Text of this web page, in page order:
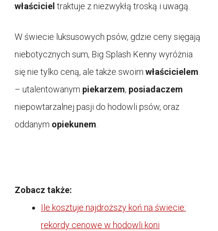
właściciel traktuje z niezwykłą troską i uwagą.
W świecie luksusowych psów, gdzie ceny sięgają
niebotycznych sum, Big Splash Kenny wyróżnia
się nie tylko ceną, ale także swoim właścicielem
– utalentowanym piekarzem, posiadaczem
niepowtarzalnej pasji do hodowli psów, oraz
oddanym opiekunem
Zobacz także:
Ile kosztuje najdroższy koń na świecie:
rekordy cenowe w hodowli koni